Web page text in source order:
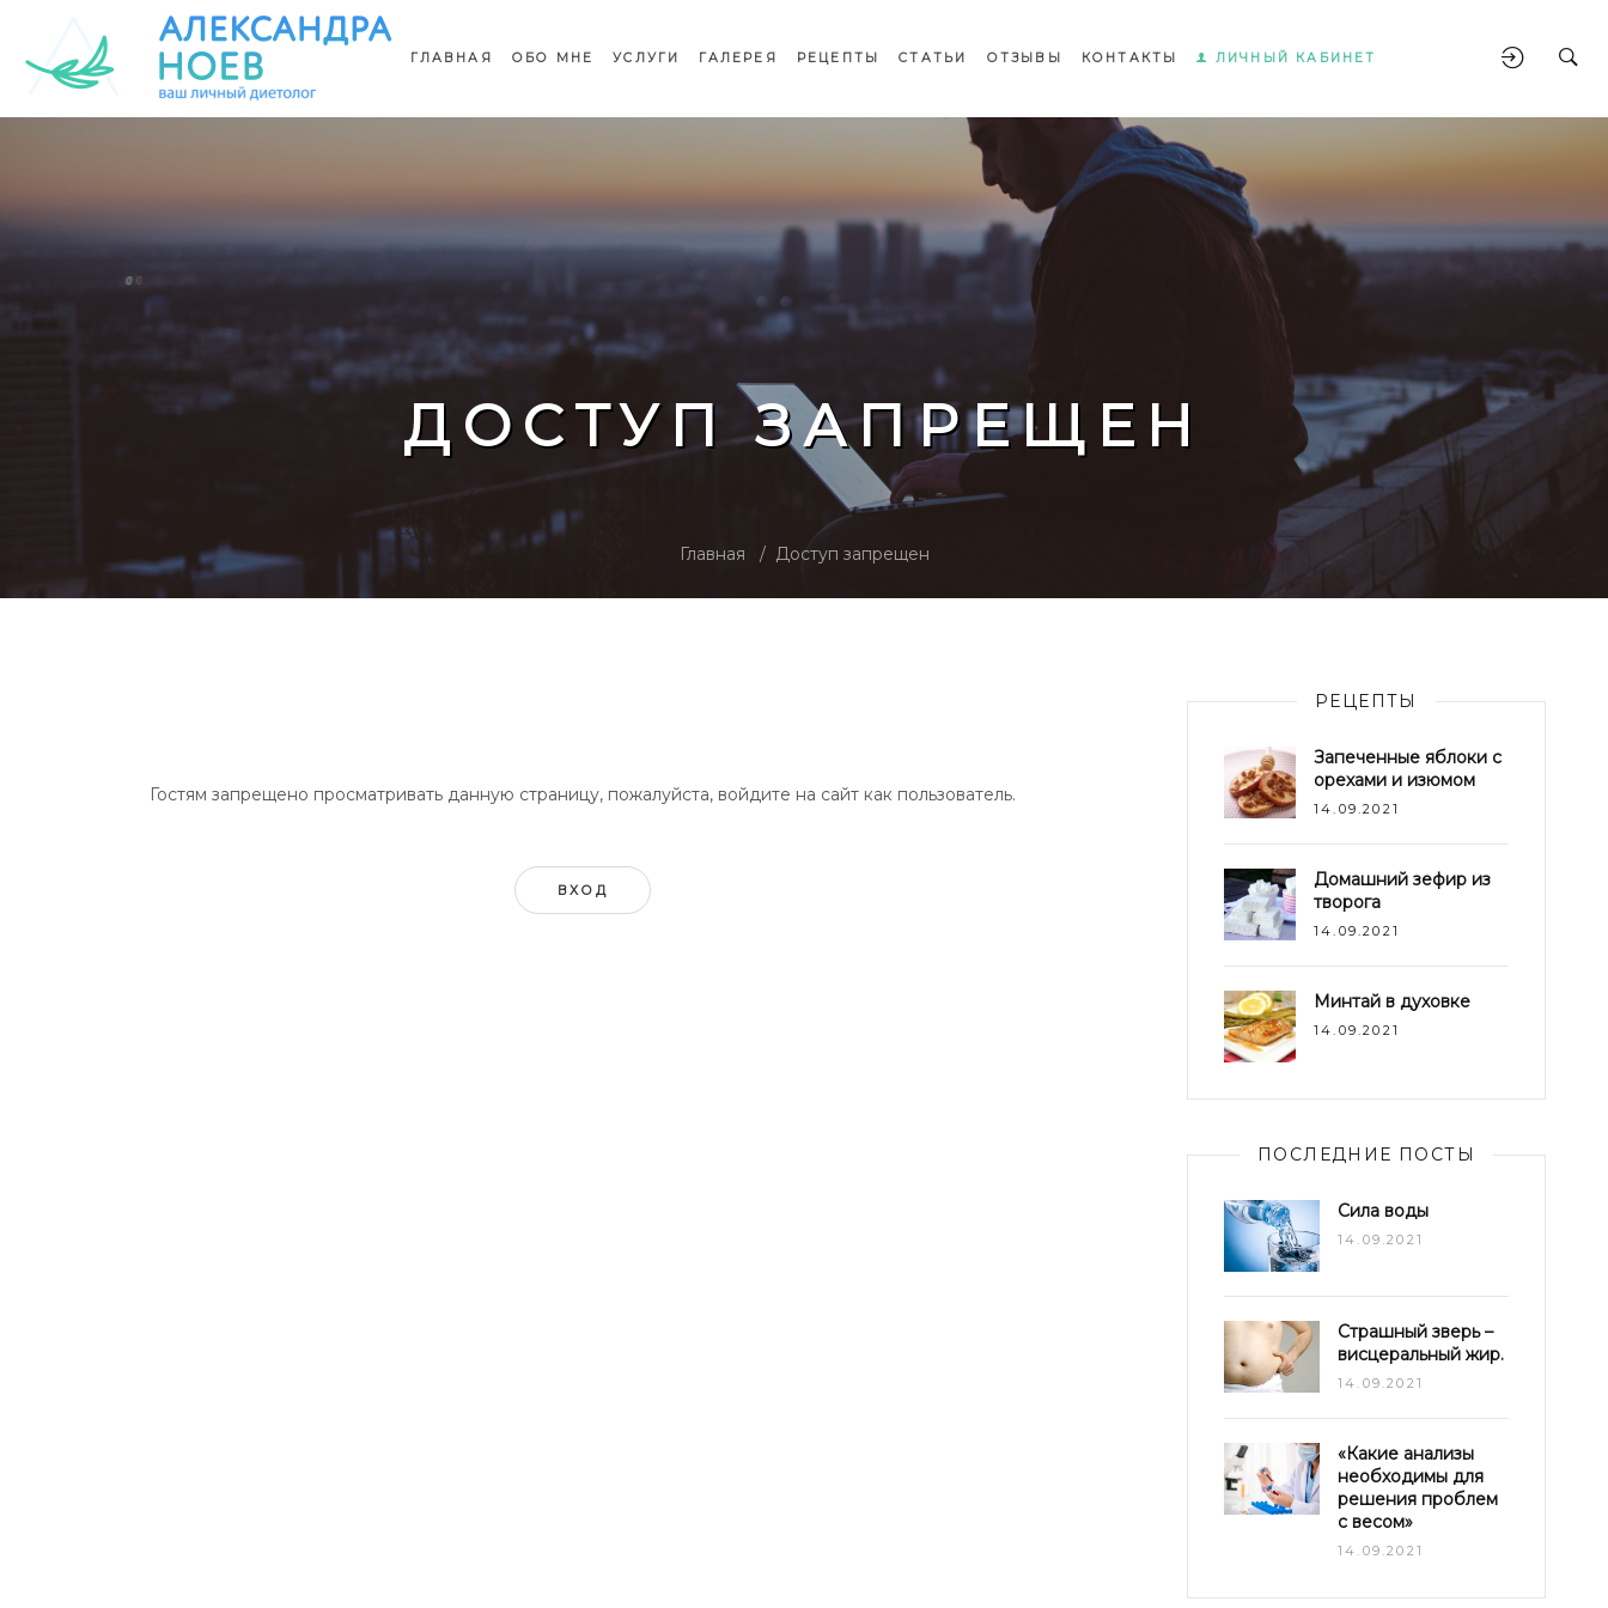
ГЛАВНАЯ ОБО МНЕ УСЛУГИ ГАЛЕРЕЯ РЕЦЕПТЫ СТАТЬИ ОТЗЫВЫ КОНТАКТЫ ЛИЧНЫЙ КАБИНЕТ
ДОСТУП ЗАПРЕЩЕН
Главная Доступ запрещен
Гостям запрещено просматривать данную страницу, пожалуйста, войдите на сайт как пользователь.
ВХОД
РЕЦЕПТЫ
Запеченные яблоки с
орехами и изюмом
14.09.2021
Домашний зефир из
творога
14.09.2021
Минтай в духовке
14.09.2021
ПОСЛЕДНИЕ ПОСТЫ
Сила воды
14.09.2021
Страшный зверь –
висцеральный жир.
14.09.2021
«Какие анализы
необходимы для
решения проблем
с весом»
14.09.2021